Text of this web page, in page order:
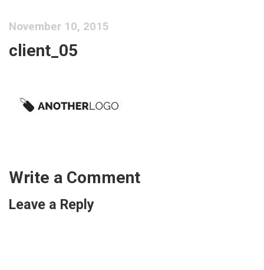
November 10, 2015
client_05
Write a Comment
Leave a Reply